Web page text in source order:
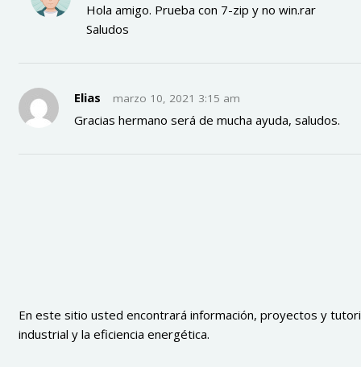
Hola amigo. Prueba con 7-zip y no win.rar
Saludos
Elias marzo 10, 2021 3:15 am
Gracias hermano será de mucha ayuda, saludos.
En este sitio usted encontrará información, proyectos y
industrial y la eficiencia energética.